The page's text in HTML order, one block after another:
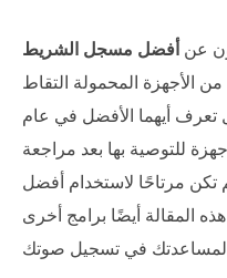
عنأفضل مسجل الشريط
الأجهزة المحمولة التقاط
أيهما الأفضل في عام
يجمع هذا المنشور 5 أجهزة للتوصية بها بعد مراجعة
تكن مرتاحًا لاستخدام أفضل
المقالة أيضًا برامج أخرى